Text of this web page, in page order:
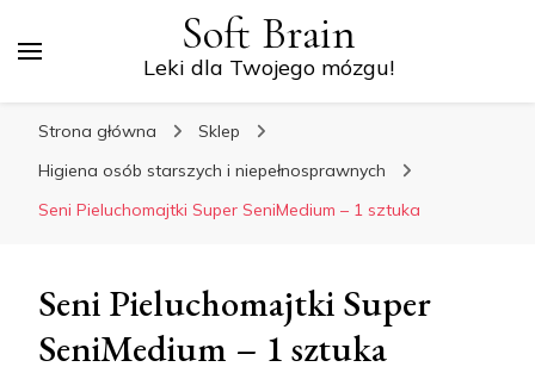
Soft Brain
Leki dla Twojego mózgu!
Strona główna
Sklep
Higiena osób starszych i niepełnosprawnych
Seni Pieluchomajtki Super SeniMedium – 1 sztuka
Seni Pieluchomajtki Super
SeniMedium – 1 sztuka